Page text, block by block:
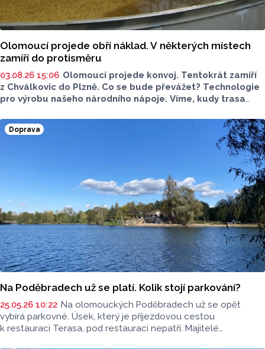
Olomoucí projede obří náklad. V některých místech
zamíří do protisměru
03.08.26 15:06 Olomoucí projede konvoj. Tentokrát zamíří
z Chválkovic do Plzně. Co se bude převážet? Technologie
pro výrobu našeho národního nápoje. Víme, kudy trasa
zkomplikovat dopravu v olomouckých ulicích.
Doprava
Na Poděbradech už se platí. Kolik stojí parkování?
25.05.26 10:22 Na olomouckých Poděbradech už se opět
vybírá parkovné. Úsek, který je příjezdovou cestou
k restauraci Terasa, pod restauraci nepatří. Majitelé